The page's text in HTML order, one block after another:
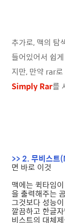
추가로, 맥의 탐
들어있어서 쉽
지만, 만약 rar
Simply Rar를
>> 2. 무비스
면 바로 이것
맥에는 퀵타임
을 출력해주는
그것보다 성능
깔끔하고 한글
비스트의 대체